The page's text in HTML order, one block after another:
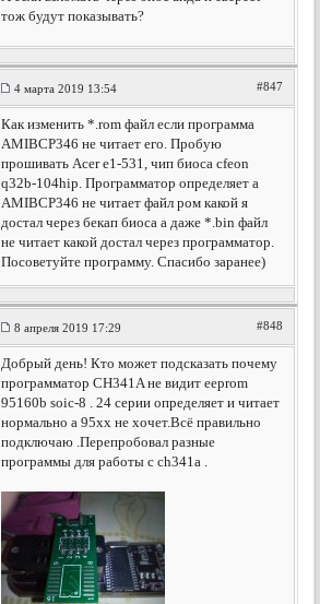
тож будут показывать?
4 марта 2019 13:54 #847
Как изменить *.rom файл если программа
AMIBCP346 не читает его. Пробую
прошивать Acer e1-531, чип биоса cfeon
q32b-104hip. Программатор определяет а
AMIBCP346 не читает файл ром какой я
достал через бекап биоса а даже *.bin файл
не читает какой достал через программатор.
Посоветуйте программу. Спасибо заранее)
8 апреля 2019 17:29 #848
Добрый день! Кто может подсказать почему
программатор CH341A не видит eeprom
95160b soic-8 . 24 серии определяет и читает
нормально а 95xx не хочет.Всё правильно
подключаю .Перепробовал разные
программы для работы с ch341a .